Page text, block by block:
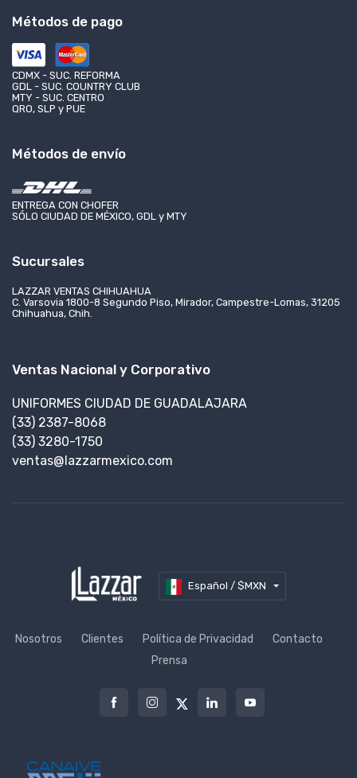
Métodos de pago
CDMX - SUC. REFORMA
GDL - SUC. COUNTRY CLUB
MTY - SUC. CENTRO
QRO, SLP y PUE
Métodos de envío
ENTREGA CON CHOFER
SÓLO CIUDAD DE MÉXICO, GDL y MTY
Sucursales
LAZZAR VENTAS CHIHUAHUA
C. Varsovia 1800-8 Segundo Piso, Mirador, Campestre-Lomas, 31205
Chihuahua, Chih.
Ventas Nacional y Corporativo
UNIFORMES CIUDAD DE GUADALAJARA
(33) 2387-8068
(33) 3280-1750
ventas@lazzarmexico.com
Español / $MXN
Nosotros Clientes Política de Privacidad
Contacto
Prensa